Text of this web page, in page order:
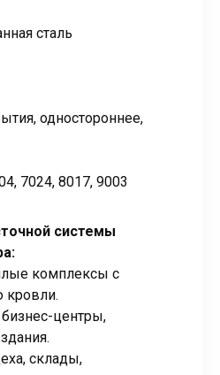
сталь
одностороннее,
7024, 8017, 9003
системы
комплексы с
центры,
склады,